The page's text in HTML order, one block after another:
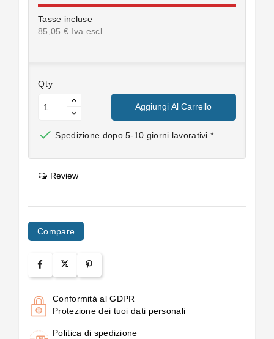
Tasse incluse
85,05 € Iva escl.
Qty
Aggiungi Al Carrello
 Spedizione dopo 5-10 giorni lavorativi *
Review
Compare
Conformità al GDPR
Protezione dei tuoi dati personali
Politica di spedizione